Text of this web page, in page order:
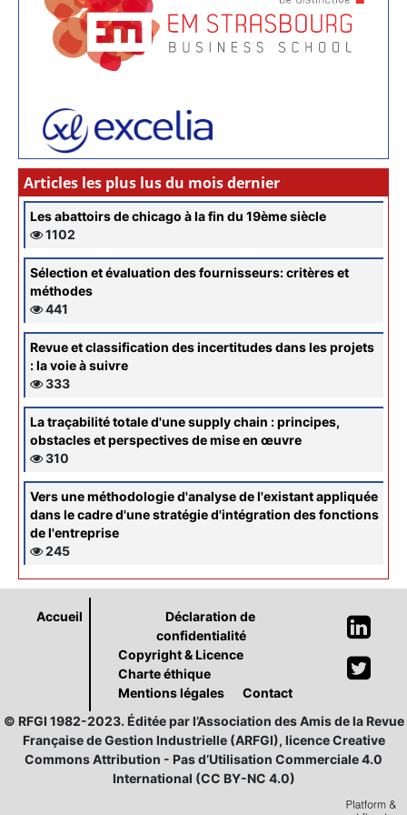
Articles les plus lus du mois dernier
Les abattoirs de chicago à la fin du 19ème siècle
1102
Sélection et évaluation des fournisseurs: critères et
méthodes
441
Revue et classification des incertitudes dans les projets
: la voie à suivre
333
La traçabilité totale d'une supply chain : principes,
obstacles et perspectives de mise en œuvre
310
Vers une méthodologie d'analyse de l'existant appliquée
dans le cadre d'une stratégie d'intégration des fonctions
de l'entreprise
245
Accueil
Déclaration de
confidentialité
Copyright & Licence
Charte éthique
Mentions légales
Contact
© RFGI 1982-2023. Éditée par l’Association des Amis de la Revue
Française de Gestion Industrielle (ARFGI), licence Creative
Commons Attribution - Pas d’Utilisation Commerciale 4.0
International (CC BY-NC 4.0)